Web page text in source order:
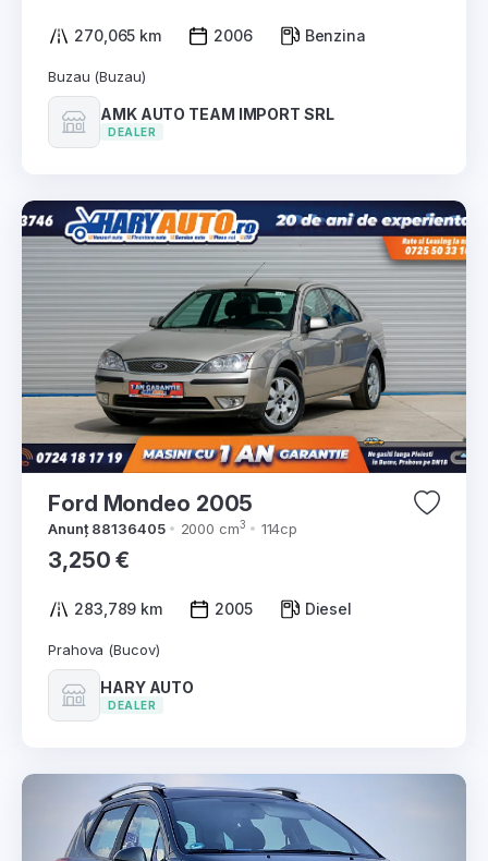
270,065 km 2006 Benzina
Buzau (Buzau)
AMK AUTO TEAM IMPORT SRL
DEALER
Ford Mondeo 2005
Anunț 88136405 2000 cm3 114cp
3,250 €
283,789 km 2005 Diesel
Prahova (Bucov)
HARY AUTO
DEALER